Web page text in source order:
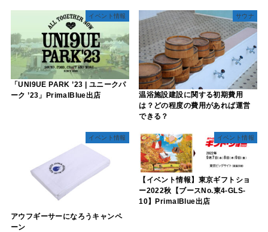
イベント情報
「UNI9UE PARK ’23 | ユニークパ
ーク ’23」PrimalBlue出店
サウナ
温浴施設建設に関する初期費用
は？どの程度の費用があれば運営
できる？
イベント情報
アウフギーサーになろうキャンペ
ーン
イベント情報
【イベント情報】東京ギフトショ
ー2022秋【ブースNo.東4-GLS-
10】PrimalBlue出店